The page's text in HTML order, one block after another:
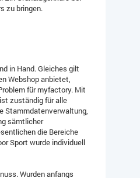
zu bringen.
in Hand. Gleiches gilt
Webshop anbietet,
für myfactory. Mit
zuständig für alle
Stammdatenverwaltung,
sämtlicher
die Bereiche
Sport wurde individuell
Wurden anfangs